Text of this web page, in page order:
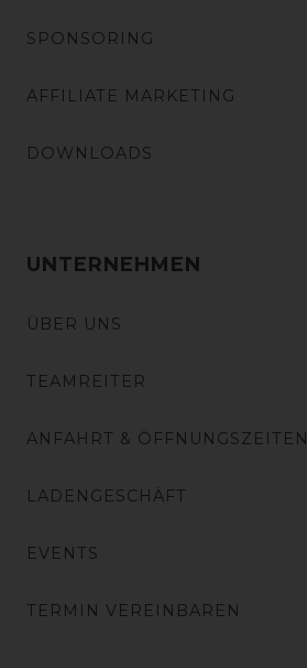
SPONSORING
AFFILIATE MARKETING
DOWNLOADS
UNTERNEHMEN
ÜBER UNS
TEAMREITER
ANFAHRT & ÖFFNUNGSZEITEN
LADENGESCHÄFT
EVENTS
TERMIN VEREINBAREN